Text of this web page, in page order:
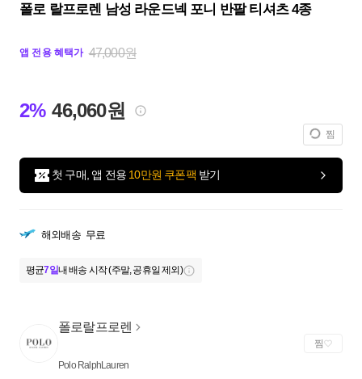
폴로 랄프로렌 남성 라운드넥 포니 반팔 티셔츠 4종
앱 전용 혜택가 47,000원
2% 46,060원
찜
첫 구매, 앱 전용 10만원 쿠폰팩 받기
해외배송 무료
평균7일내 배송 시작 (주말, 공휴일 제외)
폴로랄프로렌
Polo RalphLauren
찜